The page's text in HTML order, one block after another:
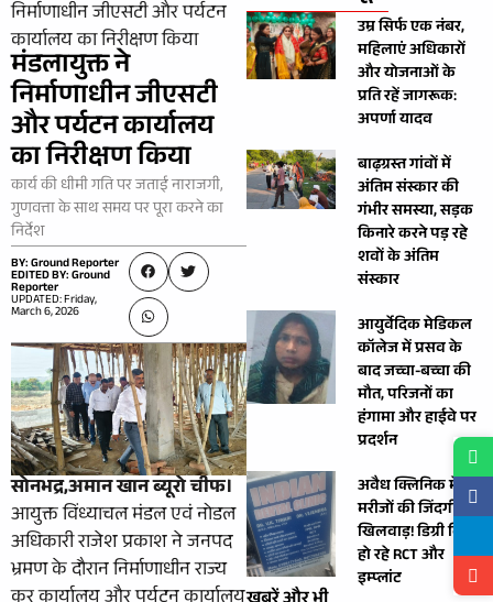
निर्माणाधीन जीएसटी और पर्यटन
कार्यालय का निरीक्षण किया
मंडलायुक्त ने
निर्माणाधीन जीएसटी
और पर्यटन कार्यालय
का निरीक्षण किया
कार्य की धीमी गति पर जताई नाराजगी,
गुणवत्ता के साथ समय पर पूरा करने का
निर्देश
BY: Ground Reporter
EDITED BY: Ground
Reporter
UPDATED: Friday,
March 6, 2026
सोनभद्र,अमान खान ब्यूरो चीफ।
आयुक्त विंध्याचल मंडल एवं नोडल
अधिकारी राजेश प्रकाश ने जनपद
भ्रमण के दौरान निर्माणाधीन राज्य
उम्र सिर्फ एक नंबर,
महिलाएं अधिकारों
और योजनाओं के
प्रति रहें जागरूक:
अपर्णा यादव
बाढ़ग्रस्त गांवों में
अंतिम संस्कार की
गंभीर समस्या, सड़क
किनारे करने पड़ रहे
शवों के अंतिम
संस्कार
आयुर्वेदिक मेडिकल
कॉलेज में प्रसव के
बाद जच्चा-बच्चा की
मौत, परिजनों का
हंगामा और हाईवे पर
प्रदर्शन
अवैध क्लिनिक में
मरीजों की जिंदगी से
खिलवाड़! डिग्री बिना
हो रहे RCT और
इम्प्लांट